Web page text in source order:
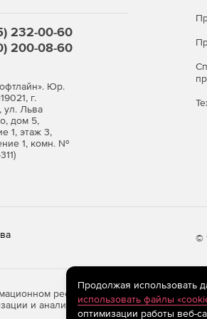
по электронной почте в указанное
на web-портал и существенно снижает
Централизованный аудит структуры
посредством запланированных
отслеживать проявления
Server.
232-00-60
200-08-60
Юр.
г.
ул. Льва
дом 5,
1, этаж 3,
1, комн. №
©
ресурсе store.softline.ru
и анализа сведений, относящихся
Продолжая использовать
использовать файлы
оптимизации работы веб-